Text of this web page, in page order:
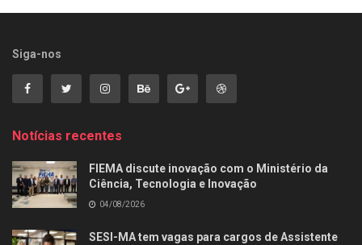
Siga-nos
Notícias recentes
FIEMA discute inovação com o Ministério da
Ciência, Tecnologia e Inovação
04/08/2026
SESI-MA tem vagas para cargos de Assistente